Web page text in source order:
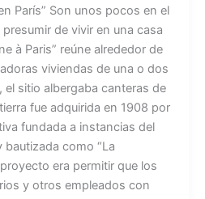
París” Son unos pocos en el
de vivir en una casa
à Paris” reúne alrededor de
viviendas de una o dos
el sitio albergaba canteras de
fue adquirida en 1908 por
fundada a instancias del
como “La
era permitir que los
y otros empleados con